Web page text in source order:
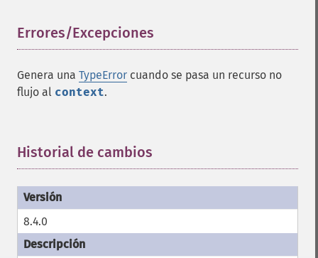
Errores/Excepciones
Genera una TypeError cuando se pasa un recurso no
flujo al context.
Historial de cambios
8.4.0